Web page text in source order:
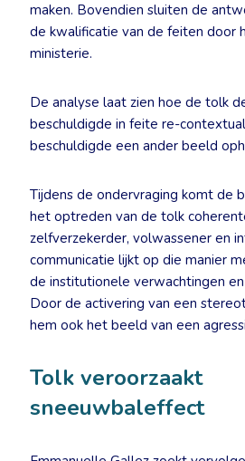
maken. Bovendien sluiten de
de kwalificatie van de feiten door
ministerie.
De analyse laat zien hoe de tolk
beschuldigde in feite re-
beschuldigde een ander beeld
Tijdens de ondervraging komt de
het optreden van de tolk
zelfverzekerder, volwassener en
communicatie lijkt op die manier
de institutionele verwachtingen
Door de activering van een
hem ook het beeld van een
Tolk veroorzaakt
sneeuwbaleffect